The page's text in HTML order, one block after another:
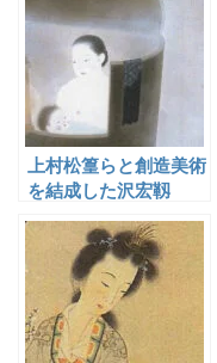
上村松篁らと創造美術
を結成した沢宏靱